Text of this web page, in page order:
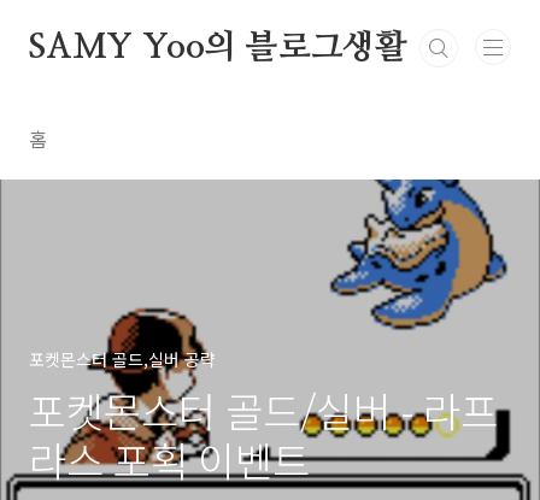
SAMY Yoo의 블로그생활
홈
포켓몬스터 골드,실버 공략
포켓몬스터 골드/실버 - 라프
라스 포획 이벤트